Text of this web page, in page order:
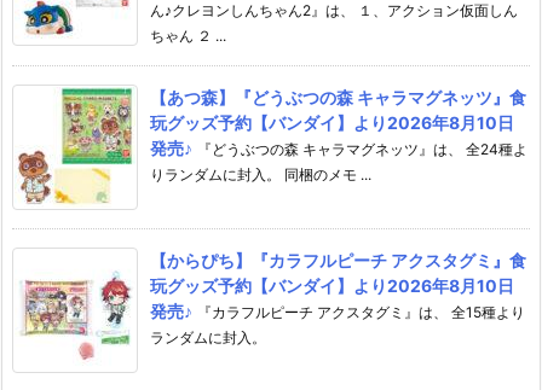
ん♪クレヨンしんちゃん2』は、 １、アクション仮面しん
ちゃん ２ ...
【あつ森】『どうぶつの森 キャラマグネッツ』食
玩グッズ予約【バンダイ】より2026年8月10日
発売♪
『どうぶつの森 キャラマグネッツ』は、 全24種よ
りランダムに封入。 同梱のメモ ...
【からぴち】『カラフルピーチ アクスタグミ』食
玩グッズ予約【バンダイ】より2026年8月10日
発売♪
『カラフルピーチ アクスタグミ』は、 全15種より
ランダムに封入。